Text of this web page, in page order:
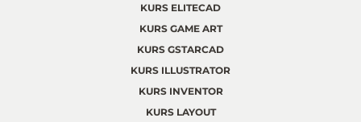
KURS ELITECAD
KURS GAME ART
KURS GSTARCAD
KURS ILLUSTRATOR
KURS INVENTOR
KURS LAYOUT